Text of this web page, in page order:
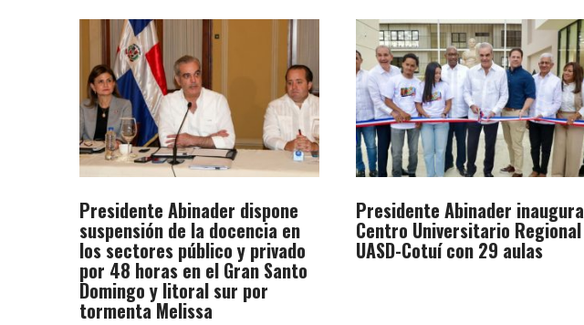
Presidente Abinader dispone
suspensión de la docencia en
los sectores público y privado
por 48 horas en el Gran Santo
Domingo y litoral sur por
tormenta Melissa
Presidente Abinader inaugura
Centro Universitario Regional
UASD-Cotuí con 29 aulas